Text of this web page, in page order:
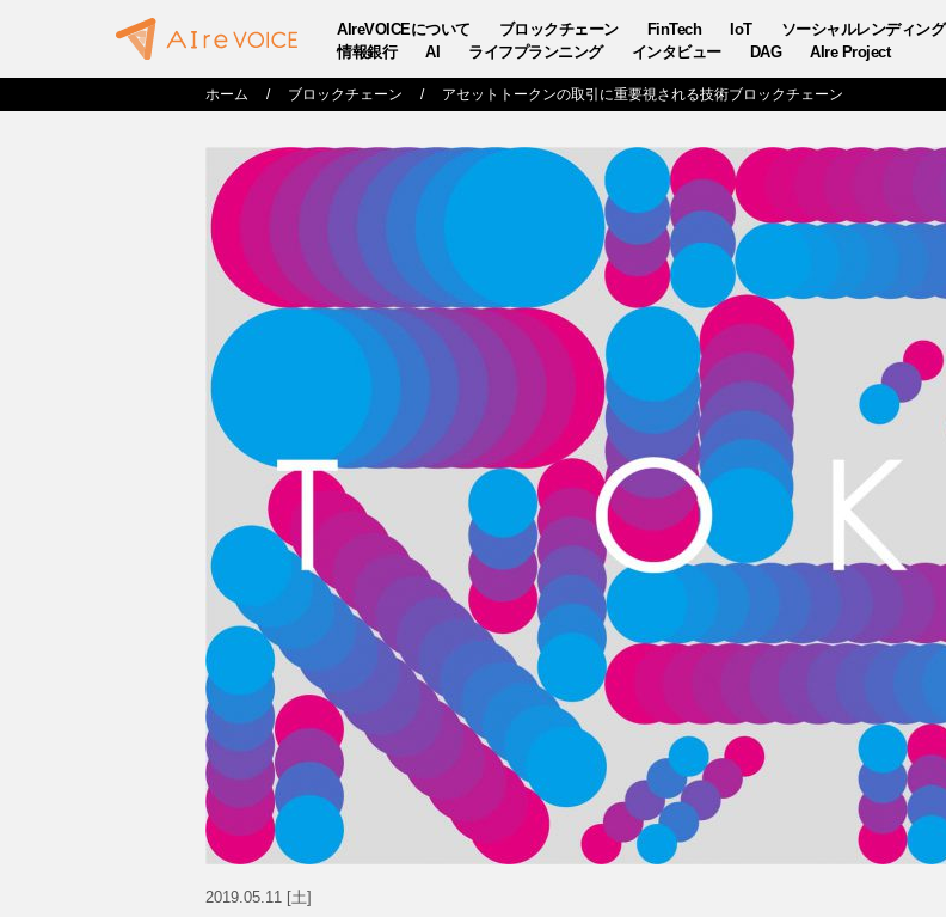
AIreVOICEについて ブロックチェーン FinTech IoT ソーシャルレンディング
情報銀行
AI ライフプランニング インタビュー DAG AIre Project
ホーム ブロックチェーン アセットトークンの取引に重要視される技術ブロックチェーン
2019.05.11 [土]